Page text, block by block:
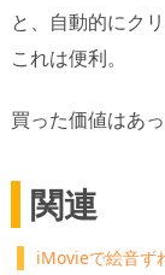
と、自動的にク
これは便利。
買った価値はあっ
関連
iMovieで絵音ず